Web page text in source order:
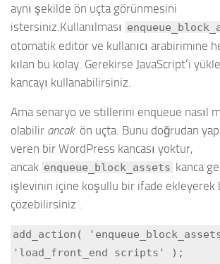
aynı şekilde ön uçta görünmesini
istersiniz.Kullanılması
otomatik editör ve kullanıcı arabirimine
kılan bu kolay. Gerekirse JavaScript’i
kancayı kullanabilirsiniz.
Ama senaryo ve stillerini enqueue nasıl
olabilir ancakön uçta. Bunu doğrudan
veren bir WordPress kancası yoktur,
ancak enqueue_block_assets kanca
işlevinin içine koşullu bir ifade ekleyerek
çözebilirsiniz .
add_action(
'load_front_end scripts' );